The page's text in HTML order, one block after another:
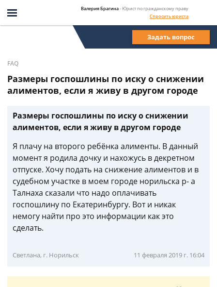
Валерия Брагина- Юрист по гражданскому праву
Спросить юриста
Задать вопрос
FAQ
Размеры госпошлины по иску о снижении
алиментов, если я живу в другом городе
Размеры госпошлины по иску о снижении
алиментов, если я живу в другом городе
Я плачу на второго ребёнка алименты. В данный
момент я родила дочку и нахожусь в декретном
отпуске. Хочу подать на снижение алиментов и в
судебном участке в моем городе норильска р- а
Талнаха сказали что надо оплачивать
госпошлину по Екатеринбургу. Вот и никак
немогу найти про это информации как это
сделать.
Светлана, г. Норильск 11 февраля 2019 г. 16:04